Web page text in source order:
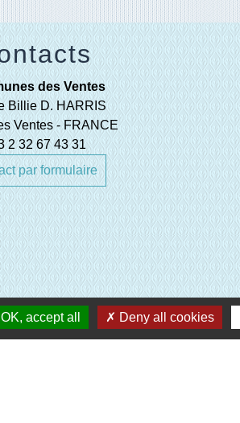
des Ventes
Billie D. HARRIS
Ventes - FRANCE
2 32 67 43 31
par formulaire
OK, accept all Deny all cookies